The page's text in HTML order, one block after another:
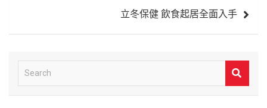
立冬保健 飲食起居全面入手
e